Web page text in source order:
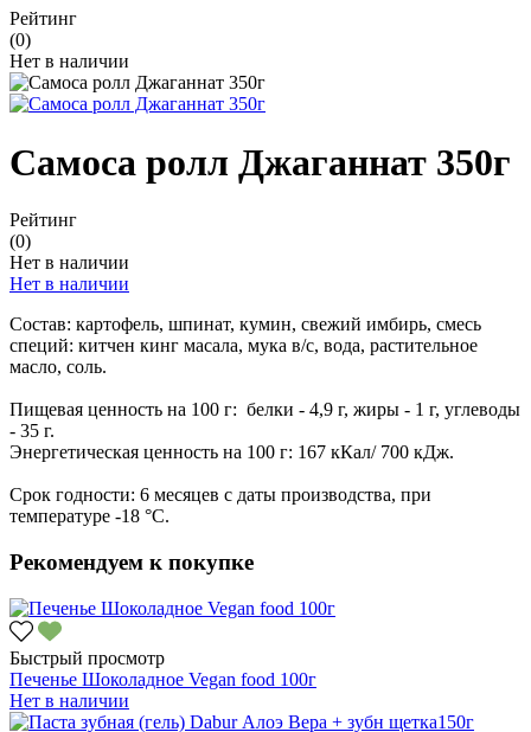
Рейтинг
(0)
Нет в наличии
Самоса ролл Джаганнат 350г
Рейтинг
(0)
Нет в наличии
Нет в наличии
Состав: картофель, шпинат, кумин, свежий имбирь, смесь
специй: китчен кинг масала, мука в/с, вода, растительное
масло, соль.
Пищевая ценность на 100 г: белки - 4,9 г, жиры - 1 г, углеводы
- 35 г.
Энергетическая ценность на 100 г: 167 кКал/ 700 кДж.
Срок годности: 6 месяцев с даты производства, при
температуре -18 °C.
Рекомендуем к покупке
Быстрый просмотр
Печенье Шоколадное Vegan food 100г
Нет в наличии